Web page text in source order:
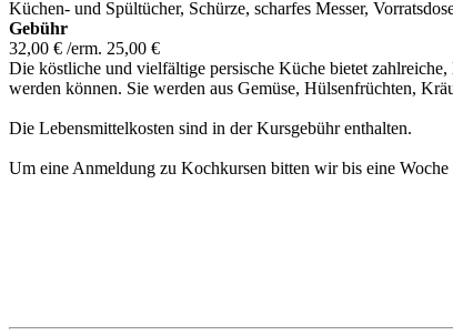
Küchen- und Spültücher, Schürze, scharfes Messer,
Gebühr
32,00 € /erm. 25,00 €
Die köstliche und vielfältige persische Küche bietet
werden können. Sie werden aus Gemüse, Hülsenfrüchten,
Die Lebensmittelkosten sind in der Kursgebühr enthalten.
Um eine Anmeldung zu Kochkursen bitten wir bis eine